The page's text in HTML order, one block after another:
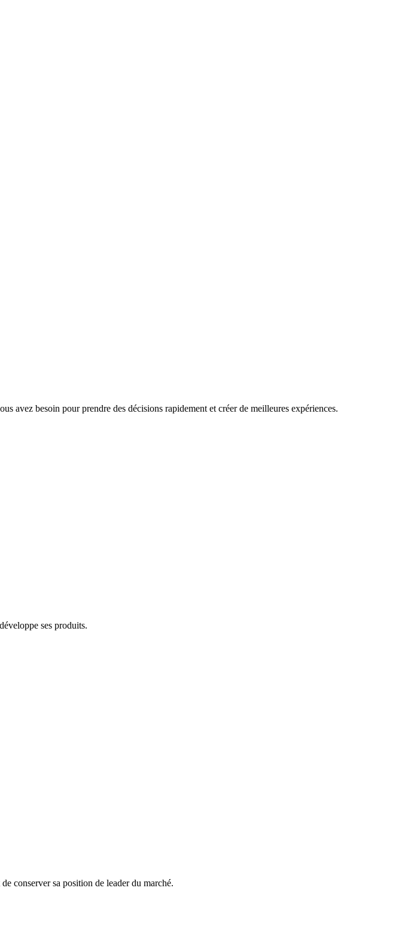
avez besoin pour prendre des décisions rapidement et créer de meilleures expériences.
ses produits.
conserver sa position de leader du marché.